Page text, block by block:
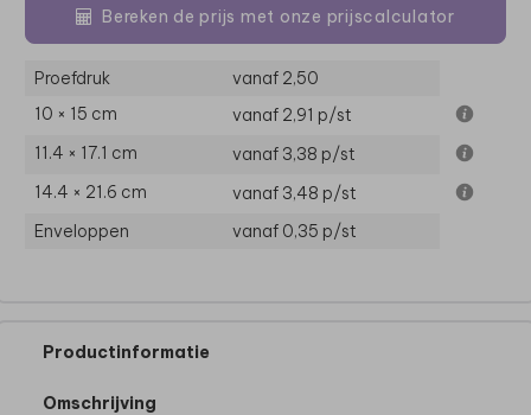
Bereken de prijs met onze prijscalculator
Proefdruk
vanaf 2,50
10 × 15 cm
vanaf 2,91 p/st
11.4 × 17.1 cm
vanaf 3,38 p/st
14.4 × 21.6 cm
vanaf 3,48 p/st
Enveloppen
vanaf 0,35 p/st
Productinformatie
Omschrijving